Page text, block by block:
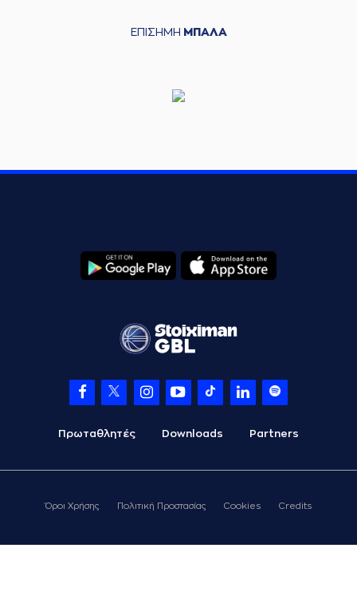
ΕΠΙΣΗΜΗ ΜΠΑΛΑ
Πρωταθλητές Downloads Partners
Όροι Χρήσης Πολιτική Προστασίας Cookies Credits